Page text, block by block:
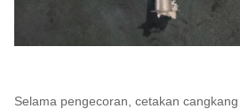
Selama pengecoran, cetakan